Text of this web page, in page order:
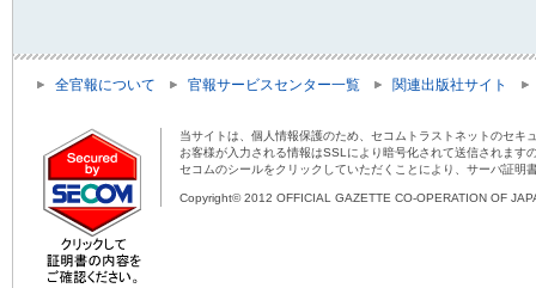
全官報について 官報サービスセンター一覧 関連出版社サイト
当サイトは、個人情報保護のため、セコムトラストネットのセキ
お客様が入力される情報はSSLにより暗号化されて送信されま
セコムのシールをクリックしていただくことにより、サーバ証明
Copyright© 2012 OFFICIAL GAZETTE CO-OPERATION OF